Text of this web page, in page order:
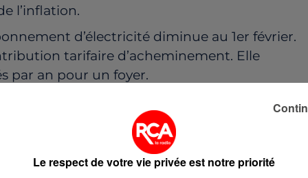
l’inflation.
d’électricité diminue au 1er février.
tarifaire d’acheminement. Elle
par an pour un foyer.
la main à la poche. Les tarifs des péages
Le respect de votre vie privée est notre priorité